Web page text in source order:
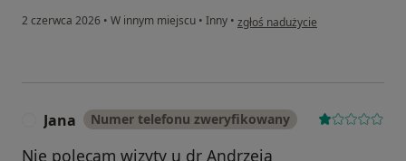
2 czerwca 2026 • W innym miejscu • Inny • w opinii użytkownika Monika
zgłoś nadużycie
Jana Numer telefonu zweryfikowany
Nie polecam wizyty u dr Andrzeja